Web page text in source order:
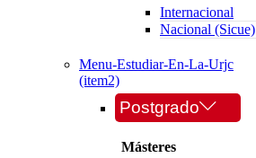
Internacional
Nacional (Sicue)
Menu-Estudiar-En-La-Urjc
(item2)
Postgrado
Másteres